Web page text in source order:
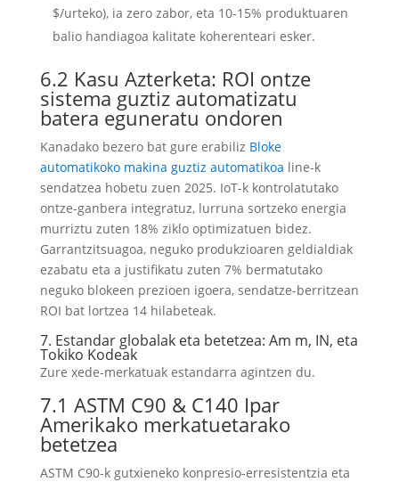
$/urteko), ia zero zabor, eta 10-15% produktuaren
balio handiagoa kalitate koherenteari esker.
6.2 Kasu Azterketa: ROI ontze
sistema guztiz automatizatu
batera eguneratu ondoren
Kanadako bezero bat gure erabiliz Bloke
automatikoko makina guztiz automatikoa line-k
sendatzea hobetu zuen 2025. IoT-k kontrolatutako
ontze-ganbera integratuz, lurruna sortzeko energia
murriztu zuten 18% ziklo optimizatuen bidez.
Garrantzitsuagoa, neguko produkzioaren geldialdiak
ezabatu eta a justifikatu zuten 7% bermatutako
neguko blokeen prezioen igoera, sendatze-berritzean
ROI bat lortzea 14 hilabeteak.
7. Estandar globalak eta betetzea: Am m, IN, eta
Tokiko Kodeak
Zure xede-merkatuak estandarra agintzen du.
7.1 ASTM C90 & C140 Ipar
Amerikako merkatuetarako
betetzea
ASTM C90-k gutxieneko konpresio-erresistentzia eta